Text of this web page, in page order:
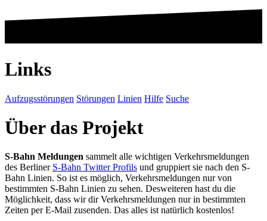
Links
Aufzugsstörungen Störungen Linien Hilfe Suche
Über das Projekt
S-Bahn Meldungen sammelt alle wichtigen Verkehrsmeldungen
des Berliner S-Bahn Twitter Profils und gruppiert sie nach den S-
Bahn Linien. So ist es möglich, Verkehrsmeldungen nur von
bestimmten S-Bahn Linien zu sehen. Desweiteren hast du die
Möglichkeit, dass wir dir Verkehrsmeldungen nur in bestimmten
Zeiten per E-Mail zusenden. Das alles ist natürlich kostenlos!